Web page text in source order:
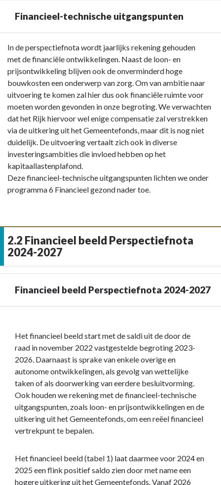
Financieel-technische uitgangspunten
Terug
naar
navigatie
2.1
Gooise
Meren
op
koers
Financieel-
technische
uitgangspunten
In de perspectiefnota wordt jaarlijks rekening gehouden
met de financiële ontwikkelingen. Naast de loon- en
prijsontwikkeling blijven ook de onverminderd hoge
bouwkosten een onderwerp van zorg. Om van ambitie naar
uitvoering te komen zal hier dus ook financiële ruimte voor
moeten worden gevonden in onze begroting. We verwachten
dat het Rijk hiervoor wel enige compensatie zal verstrekken
via de uitkering uit het Gemeentefonds, maar dit is nog niet
duidelijk. De uitvoering vertaalt zich ook in diverse
investeringsambities die invloed hebben op het
kapitaallastenplafond.
Deze financieel-technische uitgangspunten lichten we onder
programma 6 Financieel gezond nader toe.
2.2 Financieel beeld Perspectiefnota
2024-2027
Financieel beeld Perspectiefnota 2024-2027
navigatie
Financieel
beeld
Perspectiefnota
2024-
beeld
Perspectiefnota
Het financieel beeld start met de saldi uit de door de
raad in november 2022 vastgestelde begroting 2023-
2026. Daarnaast is sprake van enkele overige en
autonome ontwikkelingen, als gevolg van wettelijke
taken of als doorwerking van eerdere besluitvorming.
Ook houden we rekening met de financieel-technische
uitgangspunten, zoals loon- en prijsontwikkelingen en de
uitkering uit het Gemeentefonds, om een reëel financieel
vertrekpunt te bepalen.
Het financieel beeld (tabel 1) laat daarmee voor 2024 en
2025 een flink positief saldo zien door met name een
hogere uitkering uit het Gemeentefonds. Vanaf 2026